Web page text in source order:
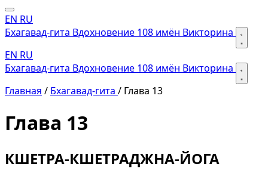
EN RU
Бхагавад-гита Вдохновение 108 имён Викторина
EN RU
Бхагавад-гита Вдохновение 108 имён Викторина
Главная / Бхагавад-гита / Глава 13
Глава 13
КШЕТРА-КШЕТРАДЖНА-ЙОГА